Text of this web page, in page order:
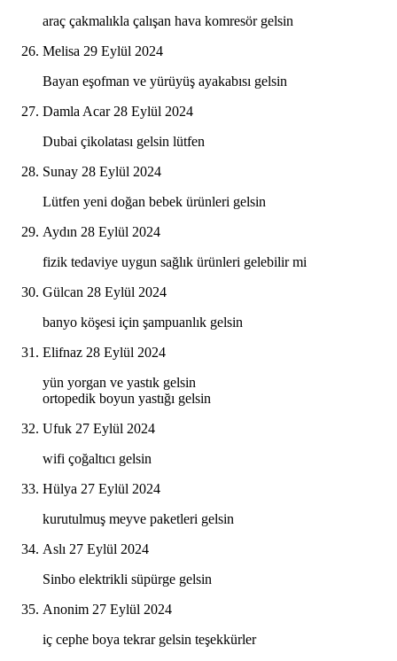
araç çakmalıkla çalışan hava komresör gelsin
Melisa 29 Eylül 2024
Bayan eşofman ve yürüyüş ayakabısı gelsin
Damla Acar 28 Eylül 2024
Dubai çikolatası gelsin lütfen
Sunay 28 Eylül 2024
Lütfen yeni doğan bebek ürünleri gelsin
Aydın 28 Eylül 2024
fizik tedaviye uygun sağlık ürünleri gelebilir mi
Gülcan 28 Eylül 2024
banyo köşesi için şampuanlık gelsin
Elifnaz 28 Eylül 2024
yün yorgan ve yastık gelsin
ortopedik boyun yastığı gelsin
Ufuk 27 Eylül 2024
wifi çoğaltıcı gelsin
Hülya 27 Eylül 2024
kurutulmuş meyve paketleri gelsin
Aslı 27 Eylül 2024
Sinbo elektrikli süpürge gelsin
Anonim 27 Eylül 2024
iç cephe boya tekrar gelsin teşekkürler